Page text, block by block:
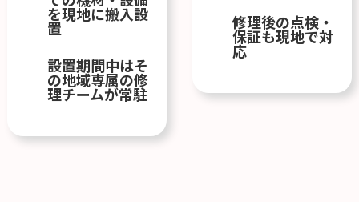
を現地に搬入設
置
設置期間中はそ
の地域専属の修
理チームが常駐
修理後の点検・
保証も現地で対
応